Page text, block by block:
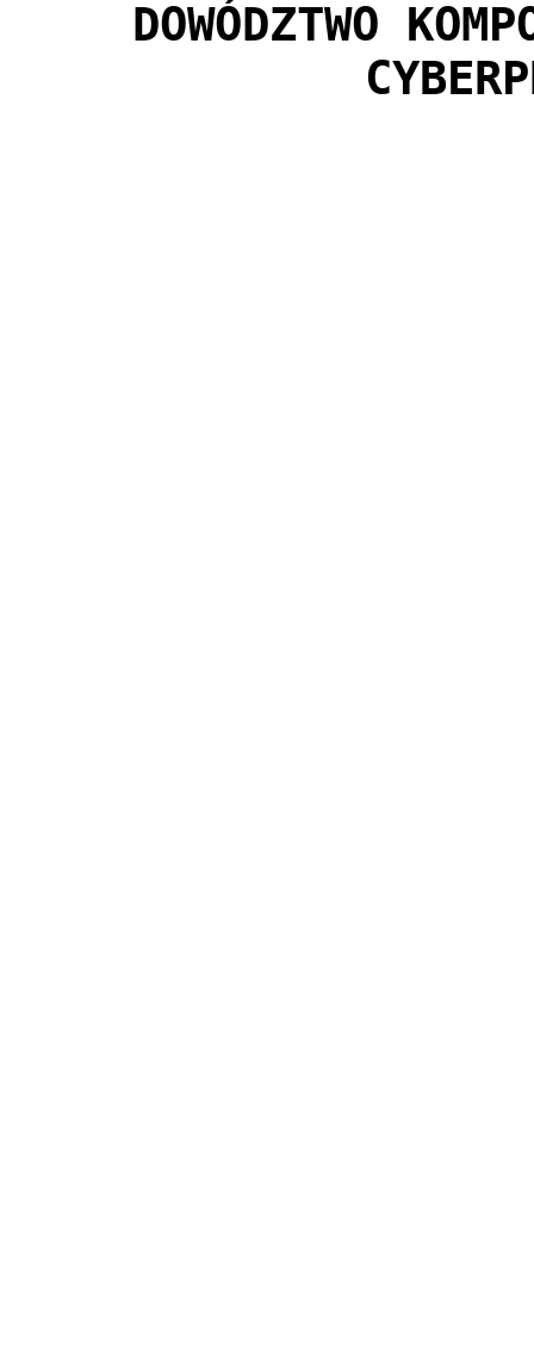
DOWÓDZTWO